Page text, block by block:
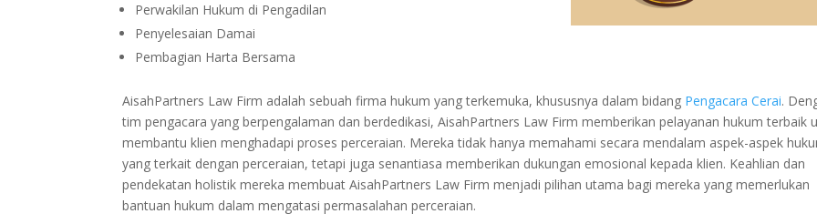
Perwakilan Hukum di Pengadilan
Penyelesaian Damai
Pembagian Harta Bersama
AisahPartners Law Firm adalah sebuah firma hukum yang terkemuka, khususnya dalam bidang Pengacara Cerai.
tim pengacara yang berpengalaman dan berdedikasi, AisahPartners Law Firm memberikan pelayanan hukum terbaik
membantu klien menghadapi proses perceraian. Mereka tidak hanya memahami secara mendalam aspek-aspek
yang terkait dengan perceraian, tetapi juga senantiasa memberikan dukungan emosional kepada klien. Keahlian dan
pendekatan holistik mereka membuat AisahPartners Law Firm menjadi pilihan utama bagi mereka yang memerlukan
bantuan hukum dalam mengatasi permasalahan perceraian.